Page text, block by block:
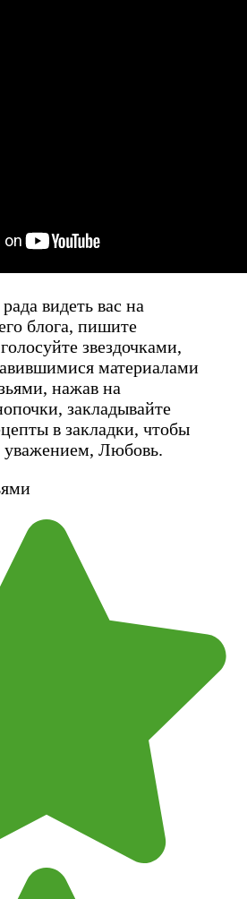
видеть вас на
блога, пишите
звездочками,
материалами
нажав на
закладывайте
в закладки, чтобы
уважением, Любовь.